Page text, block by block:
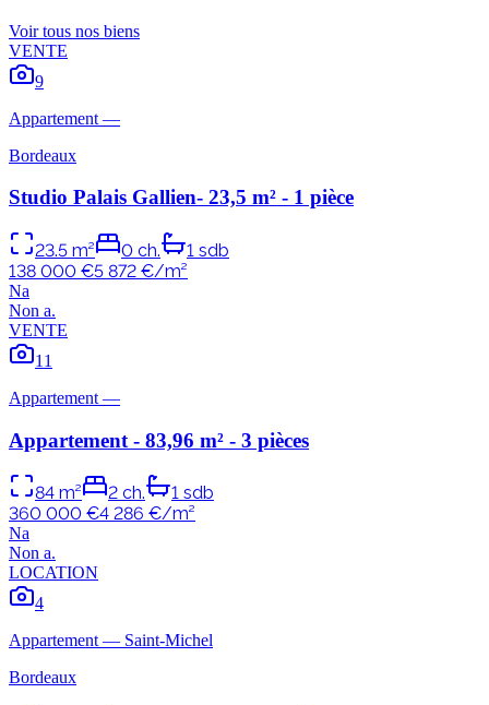
Voir tous nos biens
VENTE
9
Appartement —
Bordeaux
Studio Palais Gallien- 23,5 m² - 1 pièce
23.5 m² 0 ch. 1 sdb
138 000 €5 872 €/m²
Na
Non a.
VENTE
11
Appartement —
Appartement - 83,96 m² - 3 pièces
84 m² 2 ch. 1 sdb
360 000 €4 286 €/m²
Na
Non a.
LOCATION
4
Appartement— Saint-Michel
Bordeaux